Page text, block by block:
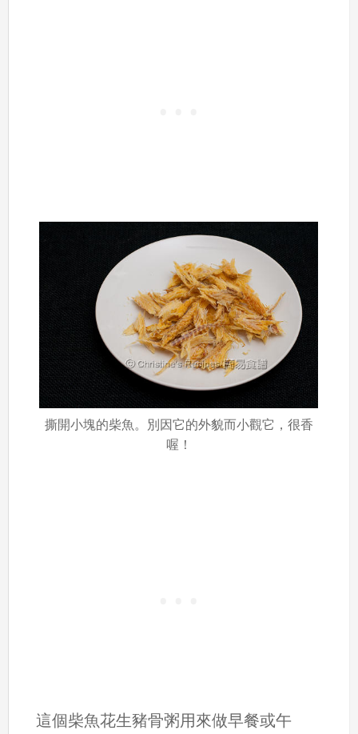
撕開小塊的柴魚。別因它的外貌而小觀它，很香
喔！
這個柴魚花生豬骨粥用來做早餐或午